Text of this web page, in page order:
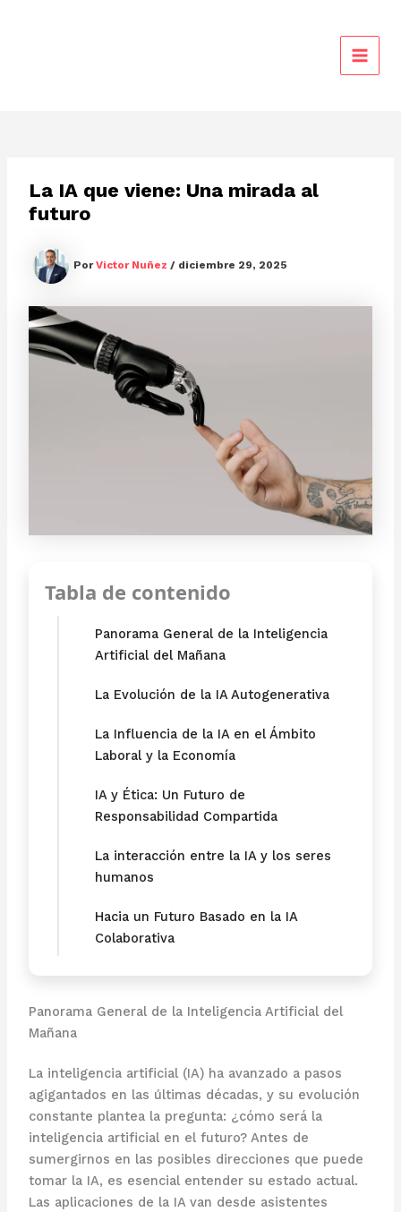
MAIN
La IA que viene: Una mirada al
futuro
PorVictor Nuñez / diciembre 29, 2025
Tabla de contenido
Panorama General de la Inteligencia
Artificial del Mañana
La Evolución de la IA Autogenerativa
La Influencia de la IA en el Ámbito
Laboral y la Economía
IA y Ética: Un Futuro de
Responsabilidad Compartida
La interacción entre la IA y los seres
humanos
Hacia un Futuro Basado en la IA
Colaborativa
Panorama General de la Inteligencia Artificial del
Mañana
La inteligencia artificial (IA) ha avanzado a pasos
agigantados en las últimas décadas, y su evolución
constante plantea la pregunta: ¿cómo será la
inteligencia artificial en el futuro? Antes de
sumergirnos en las posibles direcciones que puede
tomar la IA, es esencial entender su estado actual.
Las aplicaciones de la IA van desde asistentes